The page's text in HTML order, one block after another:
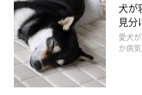
とくに、意識がもうろうと
命にかかわる非常に危険な状
犬が
見分
愛犬
か病